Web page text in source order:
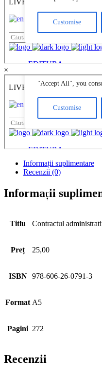
×
Informații suplimentare
Recenzii (0)
Informații
Titlu Contractul
Preț 25,00
ISBN 978-606-26-0791-3
Format A5
Pagini 272
Recenzii